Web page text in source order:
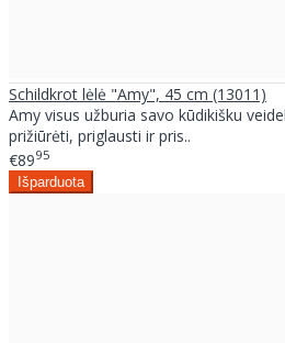
Schildkrot lėlė "Amy", 45 cm (13011)
Amy visus užburia savo kūdikišku
prižiūrėti, priglausti ir pris..
€8995